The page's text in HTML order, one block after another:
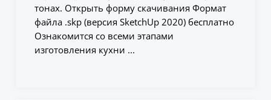
тонах. Открыть форму скачивания Формат
файла .skp (версия SketchUp 2020) бесплатно
Ознакомится со всеми этапами
изготовления кухни ...